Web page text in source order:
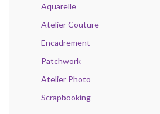
Aquarelle
Atelier Couture
Encadrement
Patchwork
Atelier Photo
Scrapbooking